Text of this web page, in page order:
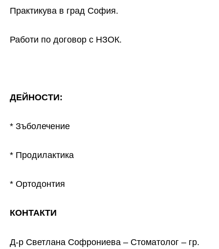
Практикува в град София.
Работи по договор с НЗОК.
ДЕЙНОСТИ:
* Зъболечение
* Продилактика
* Ортодонтия
КОНТАКТИ
Д-р Светлана Софрониева – Стоматолог – гр.